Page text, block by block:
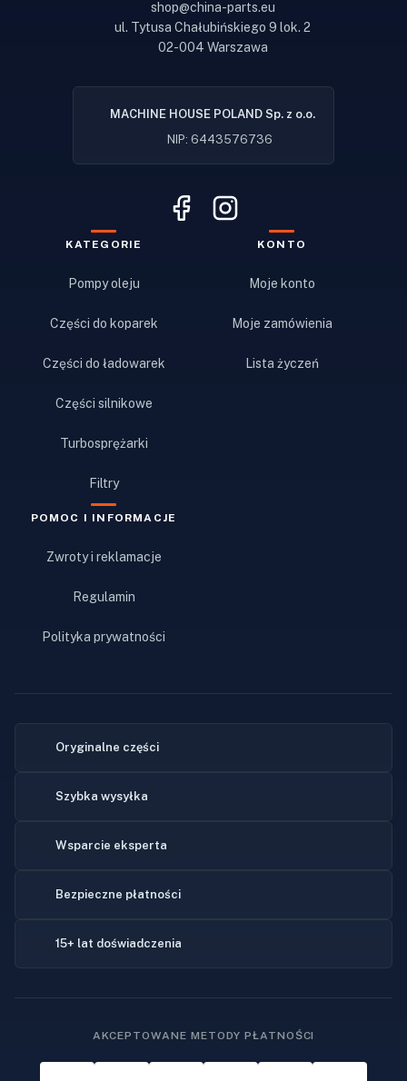
shop@china-parts.eu
ul. Tytusa Chałubińskiego 9 lok. 2
02-004 Warszawa
MACHINE HOUSE POLAND Sp. z o.o.
NIP: 6443576736
KATEGORIE
Pompy oleju
Części do koparek
Części do ładowarek
Części silnikowe
Turbosprężarki
Filtry
KONTO
Moje konto
Moje zamówienia
Lista życzeń
POMOC I INFORMACJE
Zwroty i reklamacje
Regulamin
Polityka prywatności
Oryginalne części
Szybka wysyłka
Wsparcie eksperta
Bezpieczne płatności
15+ lat doświadczenia
AKCEPTOWANE METODY PŁATNOŚCI